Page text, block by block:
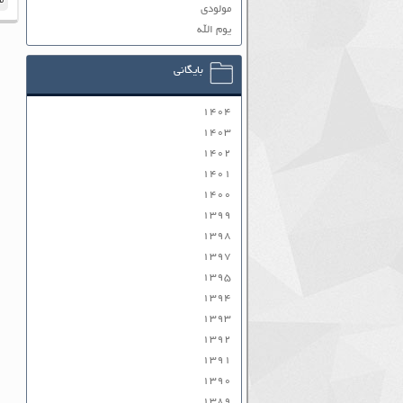
مولودی
یوم الله
بایگانی
۱۴۰۴
۱۴۰۳
۱۴۰۲
۱۴۰۱
۱۴۰۰
۱۳۹۹
۱۳۹۸
۱۳۹۷
۱۳۹۵
۱۳۹۴
۱۳۹۳
۱۳۹۲
۱۳۹۱
۱۳۹۰